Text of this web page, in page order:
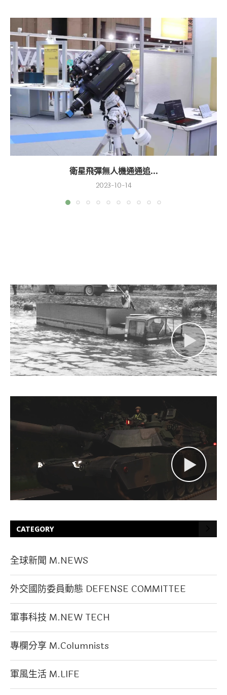
衛星飛彈無人機通通追...
2023-10-14
CATEGORY
全球新聞 M.NEWS
外交國防委員動態 DEFENSE COMMITTEE
軍事科技 M.NEW TECH
專欄分享 M.Columnists
軍風生活 M.LIFE